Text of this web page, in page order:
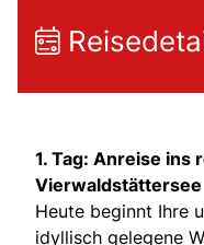
1. Tag: Anreise ins
Vierwaldstättersee
Heute beginnt Ihre
idyllisch gelegene